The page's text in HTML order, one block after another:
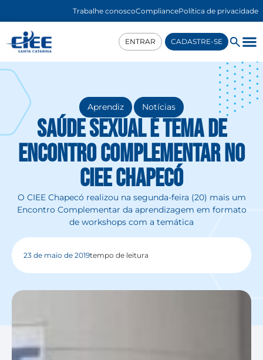
Trabalhe conoscoCompliancePolítica de privacidade
ENTRAR CADASTRE-SE
Aprendiz , Notícias
Saúde sexual é tema de
Encontro Complementar no
CIEE Chapecó
O CIEE Chapecó realizou na segunda-feira (20) mais um
Encontro Complementar da aprendizagem em formato
de workshops com a temática
23 de maio de 2019tempo de leitura